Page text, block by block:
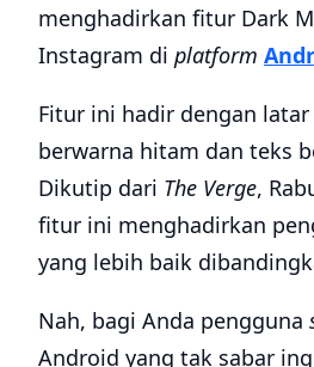
menghadirkan fitur Dark
Instagram di platform
Fitur ini hadir dengan
berwarna hitam dan teks
Dikutip dari The Verge,
fitur ini menghadirkan
yang lebih baik
Nah, bagi Anda pengguna
Android yang tak sabar